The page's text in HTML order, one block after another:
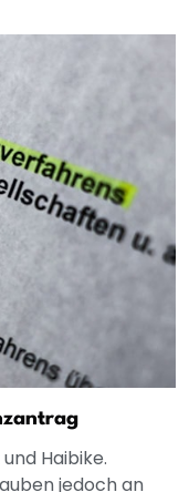
Haibike.
jedoch an